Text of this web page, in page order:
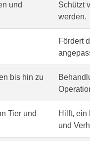
und
Schützt
werden.
Fördert
bis hin zu
Tier und
Hilft, ein
und